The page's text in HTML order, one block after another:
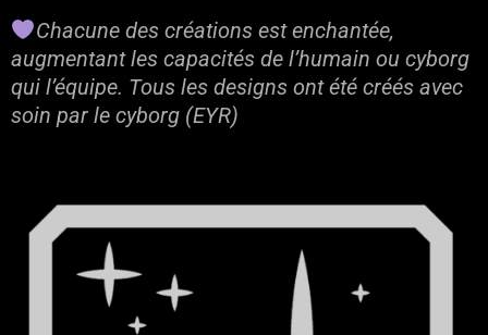
Chacune des créations est enchantée,
augmentant les capacités de l’humain ou cyborg
qui l’équipe. Tous les designs ont été créés avec
soin par le cyborg (EYR)